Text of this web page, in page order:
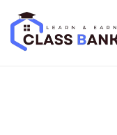
content